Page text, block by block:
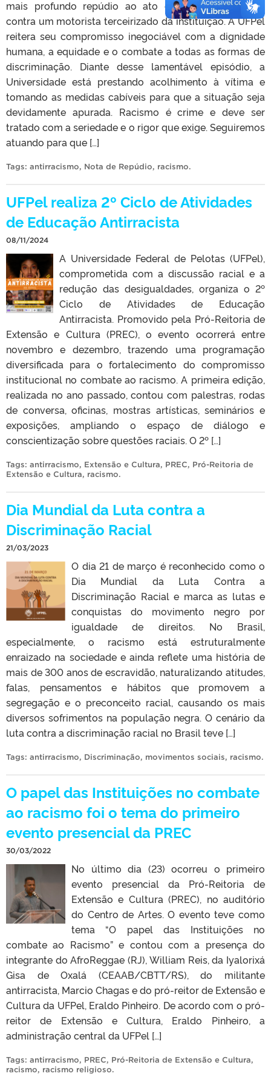
mais profundo repúdio ao ato de racismo ocorrido
contra um motorista terceirizado da instituição. A UFPel
reitera seu compromisso inegociável com a dignidade
humana, a equidade e o combate a todas as formas de
discriminação. Diante desse lamentável episódio, a
Universidade está prestando acolhimento à vítima e
tomando as medidas cabíveis para que a situação seja
devidamente apurada. Racismo é crime e deve ser
tratado com a seriedade e o rigor que exige. Seguiremos
atuando para que […]
Tags: antirracismo, Nota de Repúdio, racismo.
UFPel realiza 2º Ciclo de Atividades
de Educação Antirracista
08/11/2024
A Universidade Federal de Pelotas (UFPel),
comprometida com a discussão racial e a
redução das desigualdades, organiza o 2º
Ciclo de Atividades de Educação
Antirracista. Promovido pela Pró-Reitoria de
Extensão e Cultura (PREC), o evento ocorrerá entre
novembro e dezembro, trazendo uma programação
diversificada para o fortalecimento do compromisso
institucional no combate ao racismo. A primeira edição,
realizada no ano passado, contou com palestras, rodas
de conversa, oficinas, mostras artísticas, seminários e
exposições, ampliando o espaço de diálogo e
conscientização sobre questões raciais. O 2º […]
Tags: antirracismo, Extensão e Cultura, PREC, Pró-Reitoria de
Extensão e Cultura, racismo.
Dia Mundial da Luta contra a
Discriminação Racial
21/03/2023
O dia 21 de março é reconhecido como o
Dia Mundial da Luta Contra a
Discriminação Racial e marca as lutas e
conquistas do movimento negro por
igualdade de direitos. No Brasil,
especialmente, o racismo está estruturalmente
enraizado na sociedade e ainda reflete uma história de
mais de 300 anos de escravidão, naturalizando atitudes,
falas, pensamentos e hábitos que promovem a
segregação e o preconceito racial, causando os mais
diversos sofrimentos na população negra. O cenário da
luta contra a discriminação racial no Brasil teve […]
Tags: antirracismo, Discriminação, movimentos sociais, racismo.
O papel das Instituições no combate
ao racismo foi o tema do primeiro
evento presencial da PREC
30/03/2022
No último dia (23) ocorreu o primeiro
evento presencial da Pró-Reitoria de
Extensão e Cultura (PREC), no auditório
do Centro de Artes. O evento teve como
tema “O papel das Instituições no
combate ao Racismo” e contou com a presença do
integrante do AfroReggae (RJ), William Reis, da Iyalorixá
Gisa de Oxalá (CEAAB/CBTT/RS), do militante
antirracista, Marcio Chagas e do pró-reitor de Extensão e
Cultura da UFPel, Eraldo Pinheiro. De acordo com o pró-
reitor de Extensão e Cultura, Eraldo Pinheiro, a
administração central da UFPel […]
Tags: antirracismo, PREC, Pró-Reitoria de Extensão e Cultura,
racismo, racismo religioso.